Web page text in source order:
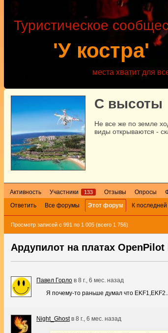
'У костра'
Туристическое
места хватит для
С высоты
Не все же по земле
виды открываются -
Активность Участники 133 Отзывы Опросы
Ответить
Все форумы Этот форум К
Просмотр записей с 991 по 1 005 (всего 1 756)
Ардупилот на платах
Павел Горло в 8 г., 6 мес. назад
Я почему-то раньше думал что
Night_Ghostв 8 г., 6 мес. назад